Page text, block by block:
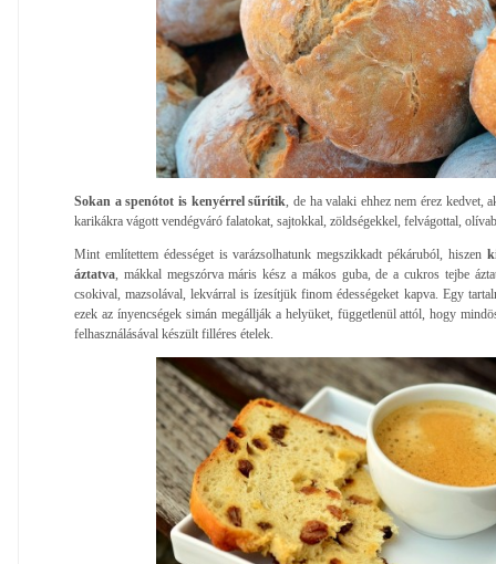
Sokan a spenótot is kenyérrel sűrítik , de ha valaki ehhez nem érez
karikákra vágott vendégváró falatokat, sajtokkal, zöldségekkel, felvágottal,
Mint említettem édességet is varázsolhatunk megszikkadt pékáruból, hiszen
áztatva , mákkal megszórva máris kész a mákos guba, de a cukros tejbe
csokival, mazsolával, lekvárral is ízesítjük finom édességeket kapva. Egy
ezek az ínyencségek simán megállják a helyüket, függetlenül attól, hogy
felhasználásával készült filléres ételek.